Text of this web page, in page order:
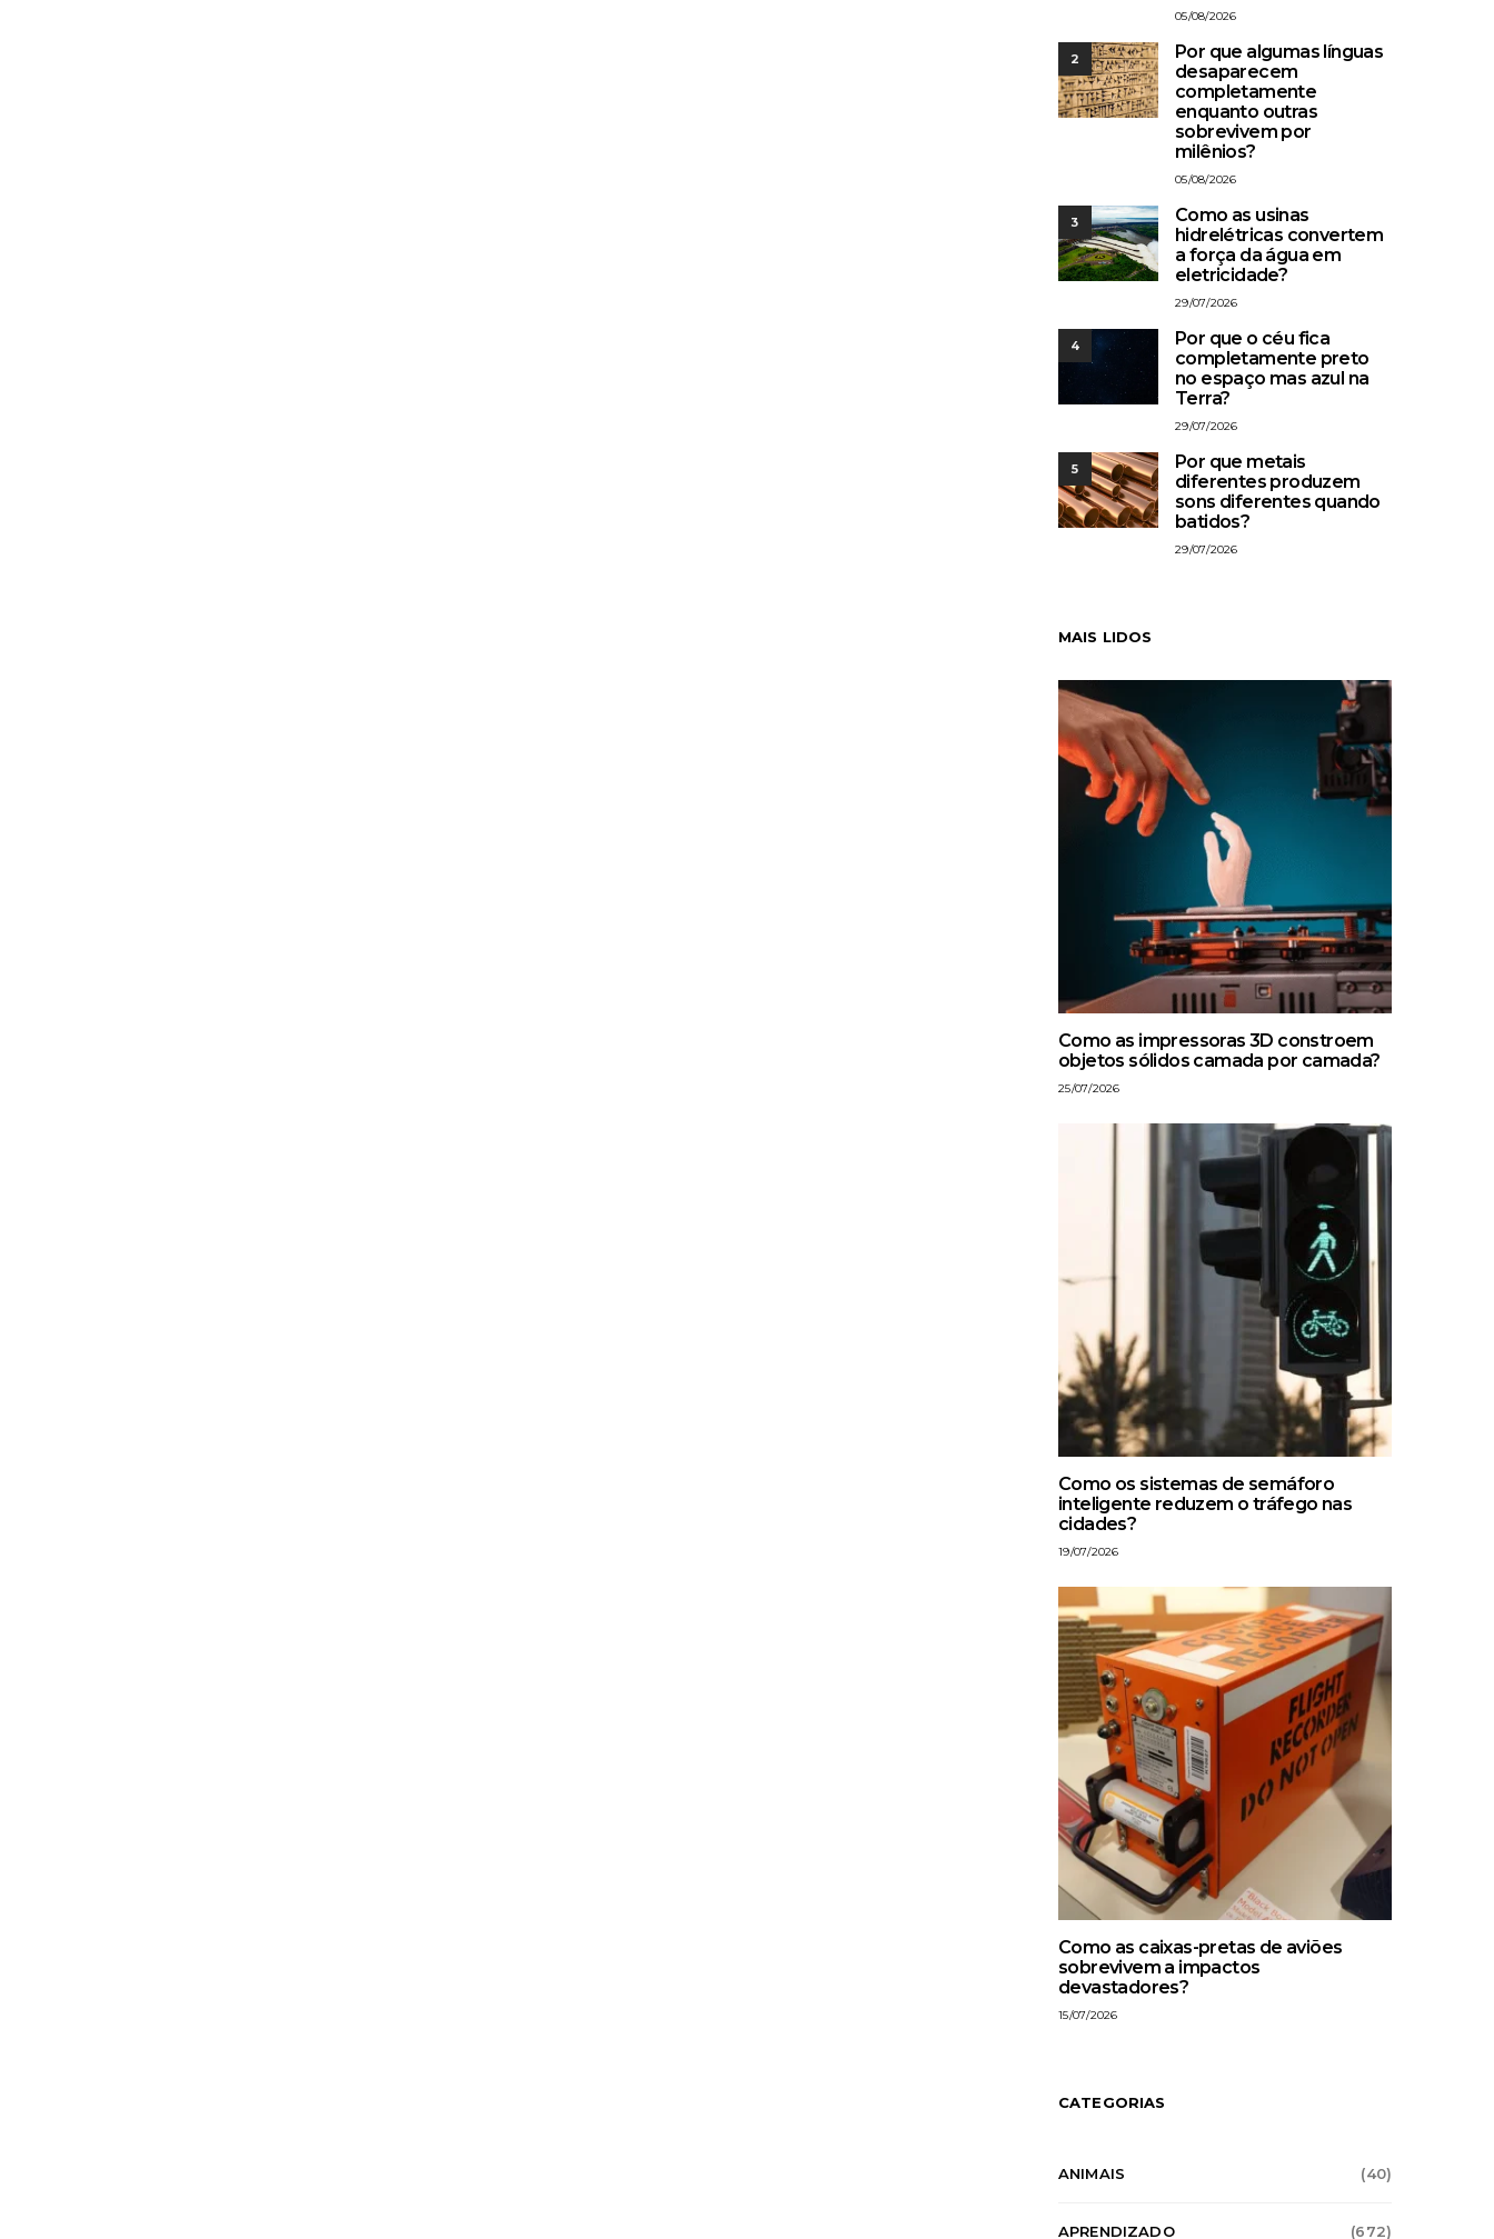
05/08/2026
2
Por que algumas línguas
desaparecem
completamente
enquanto outras
sobrevivem por
milênios?
05/08/2026
3
Como as usinas
hidrelétricas convertem
a força da água em
eletricidade?
29/07/2026
4
Por que o céu fica
completamente preto
no espaço mas azul na
Terra?
29/07/2026
5
Por que metais
diferentes produzem
sons diferentes quando
batidos?
29/07/2026
MAIS LIDOS
Como as impressoras 3D constroem
objetos sólidos camada por camada?
25/07/2026
Como os sistemas de semáforo
inteligente reduzem o tráfego nas
cidades?
19/07/2026
Como as caixas-pretas de aviões
sobrevivem a impactos
devastadores?
15/07/2026
CATEGORIAS
ANIMAIS (40)
APRENDIZADO (672)